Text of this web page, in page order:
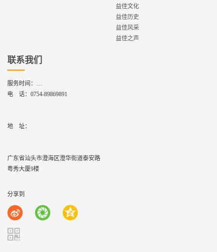
益佳文化
益佳历史
益佳风采
益佳之声
联系我们
服务时间：
周一到周六,8：30 - 17：30
电 话： 0754-89869891
地    址：
广东省汕头市澄海区澄华街道泰安路
粤秀大厦9楼
分享到